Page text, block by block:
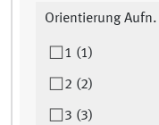
Orientierung Aufn.
1 (1)
2 (2)
3 (3)